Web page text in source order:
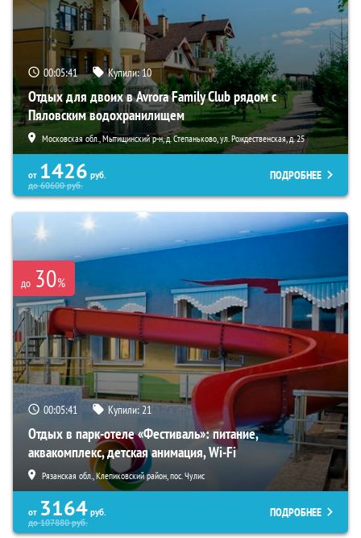
00:05:39 Купили:10
Отдых для двоих в Avrora Family Club рядом с
Пяловским водохранилищем
Московская обл., Мытищинский р-н, д. Степаньково, ул. Рождественская, д. 25
от 1426 руб.
до60600руб.
ПОДРОБНЕЕ
до 30%
00:05:39 Купили:21
Отдых в парк-отеле «Фестиваль»: питание,
аквакомплекс, детская анимация, Wi-Fi
Рязанская обл., Клепиковский район, пос. Чулис
от 3164 руб.
до107880руб.
ПОДРОБНЕЕ